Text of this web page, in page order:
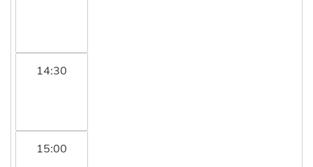
14:30
15:00